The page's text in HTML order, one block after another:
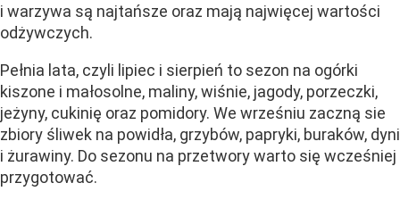
i warzywa są najtańsze oraz mają najwięcej wartości
odżywczych.
Pełnia lata, czyli lipiec i sierpień to sezon na ogórki
kiszone i małosolne, maliny, wiśnie, jagody, porzeczki,
jeżyny, cukinię oraz pomidory. We wrześniu zaczną sie
zbiory śliwek na powidła, grzybów, papryki, buraków, dyni
i żurawiny. Do sezonu na przetwory warto się wcześniej
przygotować.